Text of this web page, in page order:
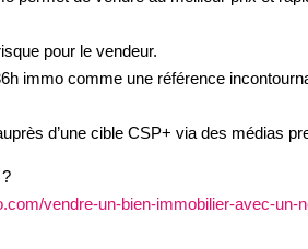
pour le vendeur.
immo comme une référence
d’une cible CSP+ via des médias
vendre-un-bien-immobilier-avec-un-